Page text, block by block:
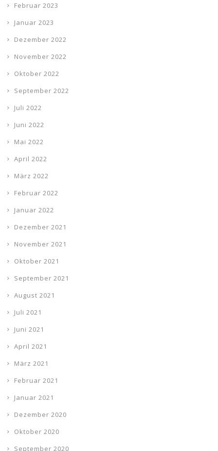
Februar 2023
Januar 2023
Dezember 2022
November 2022
Oktober 2022
September 2022
Juli 2022
Juni 2022
Mai 2022
April 2022
März 2022
Februar 2022
Januar 2022
Dezember 2021
November 2021
Oktober 2021
September 2021
August 2021
Juli 2021
Juni 2021
April 2021
März 2021
Februar 2021
Januar 2021
Dezember 2020
Oktober 2020
September 2020